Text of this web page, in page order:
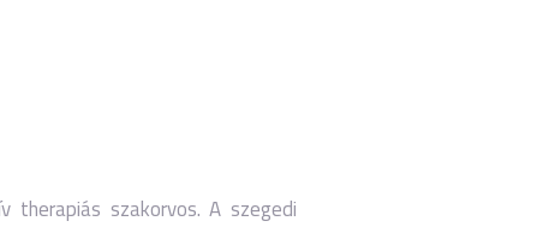
therapiás szakorvos. A szegedi